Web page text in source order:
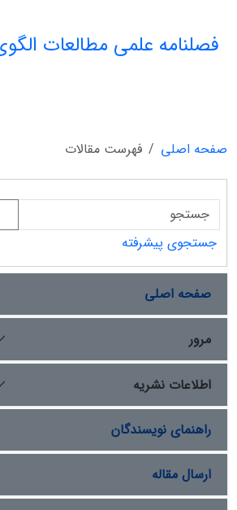
فصلنامه علمی مطالعات
صفحه اصلی
فهرست مقالات
جستجوی پیشرفته
صفحه اصلی
مرور
اطلاعات نشریه
راهنمای نویسندگان
ارسال مقاله